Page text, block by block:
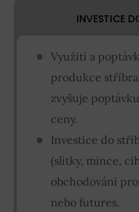
INVESTICE
Využití a
produkce
zvyšuje
ceny.
Investice do
(slitky, mince,
obchodování
nebo futures.